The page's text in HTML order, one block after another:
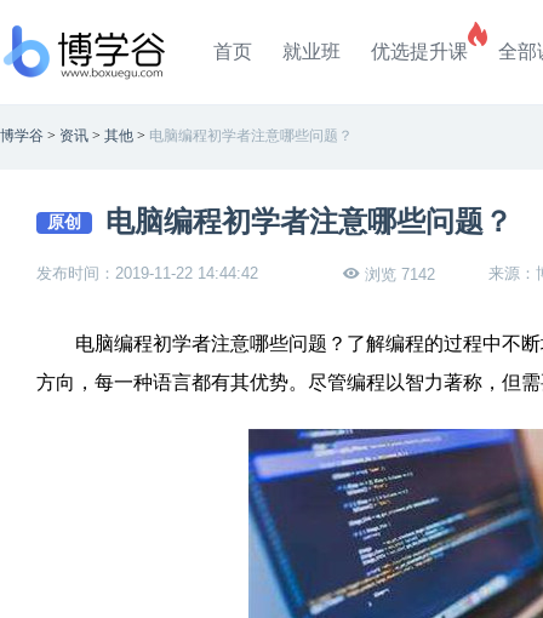
首页 就业班 优选提升课 全部
博学谷 > 资讯 > 其他 > 电脑编程初学者注意哪些问题？
原创 电脑编程初学者注意哪些问题？
发布时间：2019-11-22 14:44:42 浏览 7142 来源：
电脑编程初学者注意哪些问题？了解编程的过程中不断
方向，每一种语言都有其优势。尽管编程以智力著称，但